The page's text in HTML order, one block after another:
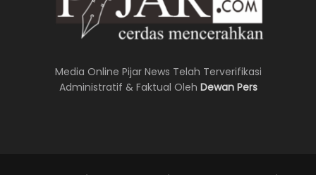
Media Online Pijar News Telah Terverifikasi
Administratif & Faktual Oleh Dewan Pers